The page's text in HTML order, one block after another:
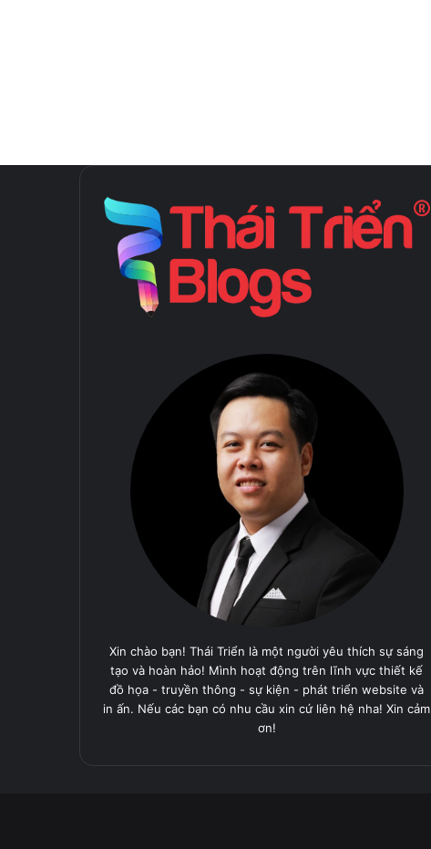
Xin chào bạn! Thái Triển là một người yêu thích sự sáng
tạo và hoàn hảo! Mình hoạt động trên lĩnh vực thiết kế
đồ họa - truyền thông - sự kiện - phát triển website và
in ấn. Nếu các bạn có nhu cầu xin cứ liên hệ nha! Xin cảm
ơn!